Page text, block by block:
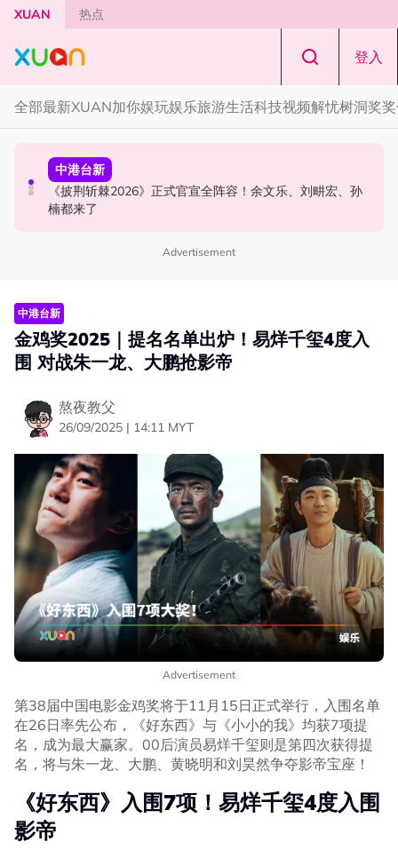
Skip to main content
XUAN 热点
登入
全部最新XUAN加你娱玩娱乐旅游生活科技视频解忧树洞奖
中港台新
陈土豆玩梗《下一站幸福》！同框阿信、吴建豪上演“光晞
不能捐”桥段
演唱会
范玮琪云顶开唱哽咽了！感性告白大马粉丝：我想继续唱
下去
中港台新
《披荆斩棘2026》正式官宣全阵容！余文乐、刘畊宏、孙
楠都来了
Advertisement
中港台新
金鸡奖2025｜提名名单出炉！易烊千玺4度入
围 对战朱一龙、大鹏抢影帝
熬夜教父
26/09/2025 | 14:11 MYT
Advertisement
第38届中国电影金鸡奖将于11月15日正式举行，入围名单
在26日率先公布，《好东西》与《小小的我》均获7项提
名，成为最大赢家。00后演员易烊千玺则是第四次获得提
名，将与朱一龙、大鹏、黄晓明和刘昊然争夺影帝宝座！
《好东西》入围7项！易烊千玺4度入围
影帝